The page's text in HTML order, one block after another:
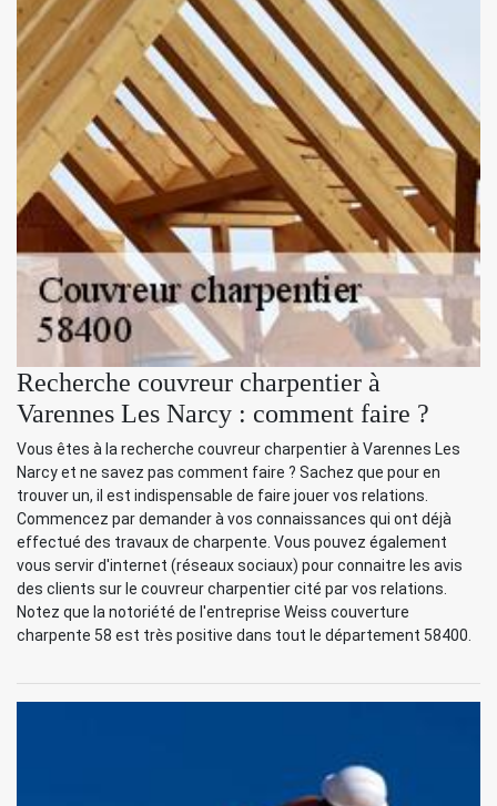
Recherche couvreur charpentier à
Varennes Les Narcy : comment faire ?
Vous êtes à la recherche couvreur charpentier à Varennes Les
Narcy et ne savez pas comment faire ? Sachez que pour en
trouver un, il est indispensable de faire jouer vos relations.
Commencez par demander à vos connaissances qui ont déjà
effectué des travaux de charpente. Vous pouvez également
vous servir d'internet (réseaux sociaux) pour connaitre les avis
des clients sur le couvreur charpentier cité par vos relations.
Notez que la notoriété de l'entreprise Weiss couverture
charpente 58 est très positive dans tout le département 58400.